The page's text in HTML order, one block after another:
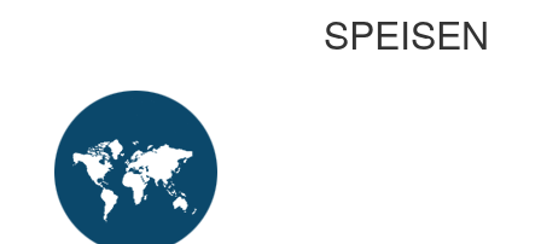
SPEISEN